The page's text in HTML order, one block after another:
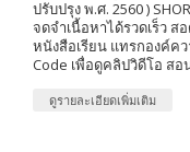
ปรับปรุง พ.ศ. 2560 )
จดจำเนื้อหาได้รวดเร็ว
หนังสือเรียน แทรกองค์ค
Code เพื่อดูคลิปวิดีโอ ส
ดูรายละเอียดเพิ่มเติม